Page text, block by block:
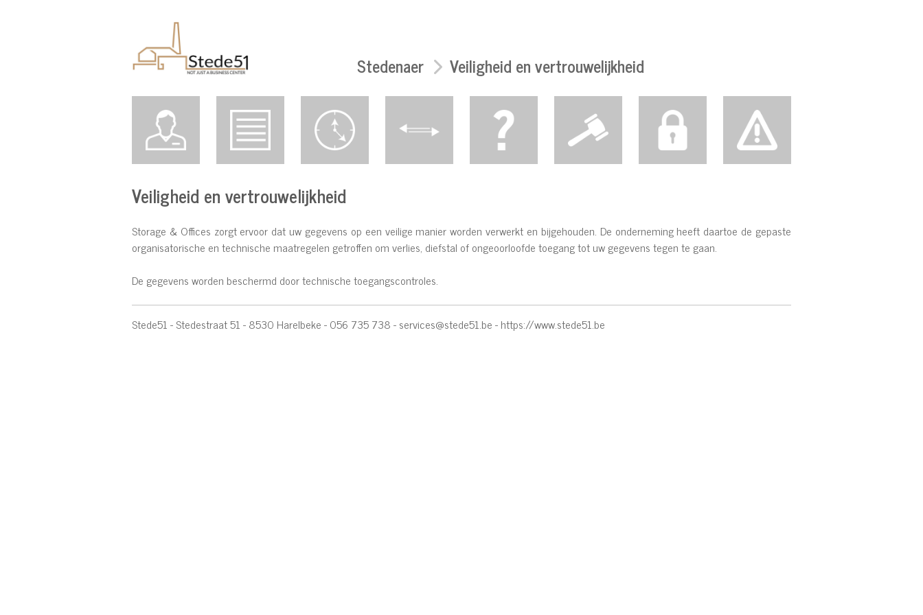
Stedenaer Veiligheid en vertrouwelijkheid
Veiligheid en vertrouwelijkheid
Storage & Offices zorgt ervoor dat uw gegevens op een veilige manier worden verwerkt en bijgehouden. De onderneming heeft daartoe de gepaste
organisatorische en technische maatregelen getroffen om verlies, diefstal of ongeoorloofde toegang tot uw gegevens tegen te gaan.
De gegevens worden beschermd door technische toegangscontroles.
Stede51 - Stedestraat 51 - 8530 Harelbeke - 056 735 738 -services@stede51.be-https://www.stede51.be